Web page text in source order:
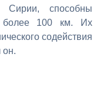
Сирии, способны
более 100 км. Их
содействия
он.